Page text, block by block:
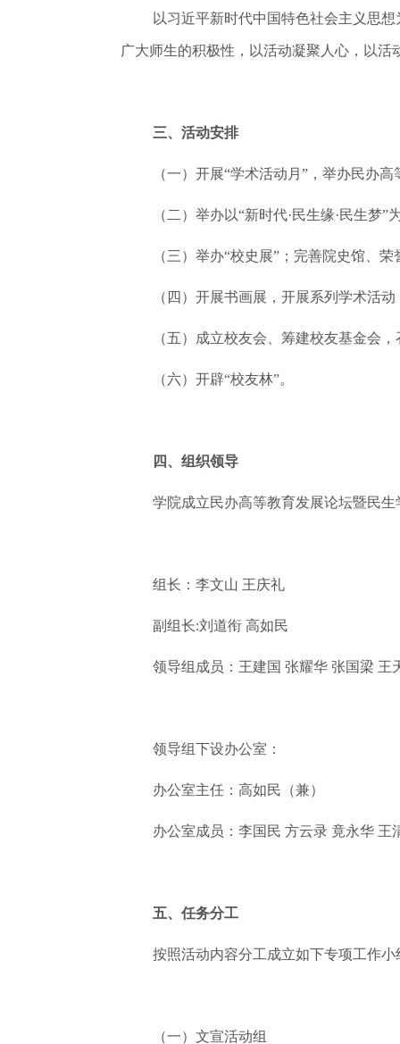
以习近平新时代中国特色社会主义思
广大师生的积极性，以活动凝聚人心，以活
三、活动安排
（一）开展“学术活动月”，举办民办
（二）举办以“新时代·民生缘·民生梦”
（三）举办“校史展”；完善院史馆、
（四）开展书画展，开展系列学术活
（五）成立校友会、筹建校友基金会
（六）开辟“校友林”。
四、组织领导
学院成立民办高等教育发展论坛暨民
组长：李文山 王庆礼
副组长:刘道衔 高如民
领导组成员：王建国 张耀华 张国梁 王
领导组下设办公室：
办公室主任：高如民（兼）
办公室成员：李国民 方云录 竟永华 王
五、任务分工
按照活动内容分工成立如下专项工作小
（一）文宣活动组